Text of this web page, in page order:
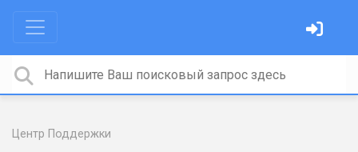
Центр Поддержки